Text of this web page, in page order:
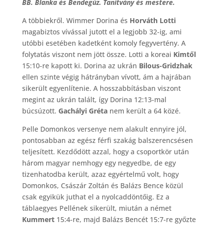
BB. Blanka és Bendegúz. Tanítvány és mestere.
A többiekről. Wimmer Dorina és Horváth Lotti
magabiztos vívással jutott el a legjobb 32-ig, ami
utóbbi esetében kadetként komoly fegyvertény. A
folytatás viszont nem jött össze. Lotti a koreai Kimtől
15:10-re kapott ki. Dorina az ukrán Bilous-Gridzhak
ellen szinte végig hátrányban vívott, ám a hajrában
sikerült egyenlítenie. A hosszabbításban viszont
megint az ukrán talált, így Dorina 12:13-mal
búcsúzott. Gachályi Gréta nem került a 64 közé.
Pelle Domonkos versenye nem alakult ennyire jól,
pontosabban az egész férfi szakág balszerencsésen
teljesített. Kezdődött azzal, hogy a csoportkör után
három magyar nemhogy egy negyedbe, de egy
tizenhatodba került, azaz egyértelmű volt, hogy
Domonkos, Császár Zoltán és Balázs Bence közül
csak egyikük juthat el a nyolcaddöntőig. Ez a
táblaegyes Pellének sikerült, miután a német
Kummert15:4-re, majd Balázs Bencét 15:7-re győzte